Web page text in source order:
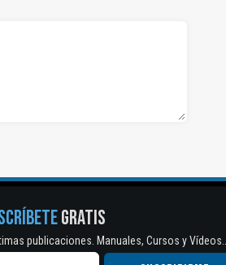
GRATIS
publicaciones. Manuales, Cursos y